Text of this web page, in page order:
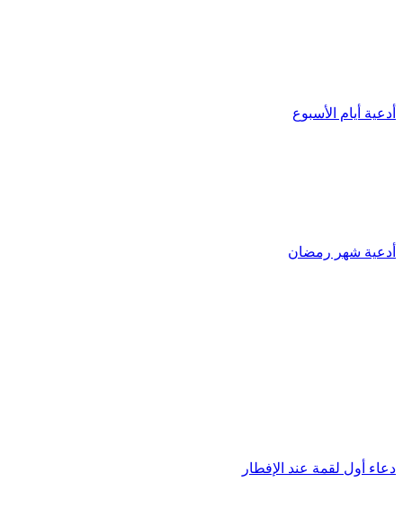
أدعية أيام الأسبوع
أدعية شهر رمضان
دعاء أول لقمة عند الإفطار